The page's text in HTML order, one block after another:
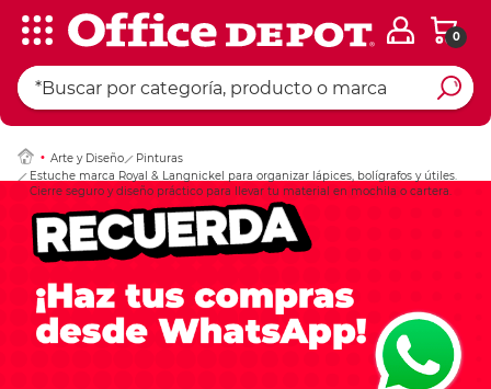
0
Arte y Diseño
Pinturas
Estuche marca Royal & Langnickel para organizar lápices, bolígrafos y útiles.
Cierre seguro y diseño práctico para llevar tu material en mochila o cartera.
Ingresar Codigo